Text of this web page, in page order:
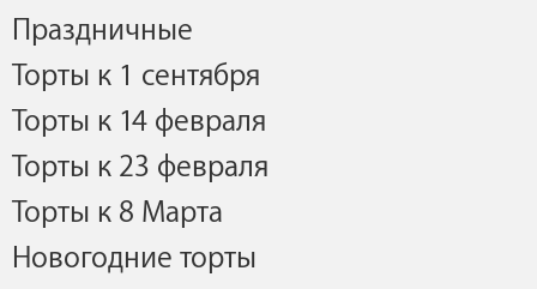
Праздничные
Торты к 1 сентября
Торты к 14 февраля
Торты к 23 февраля
Торты к 8 Марта
Новогодние торты